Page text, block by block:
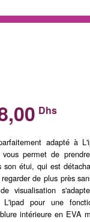
Dhs
adapté à
permet de
étui, qui est
de plus près
visualisation
pour une
intérieure en EVA